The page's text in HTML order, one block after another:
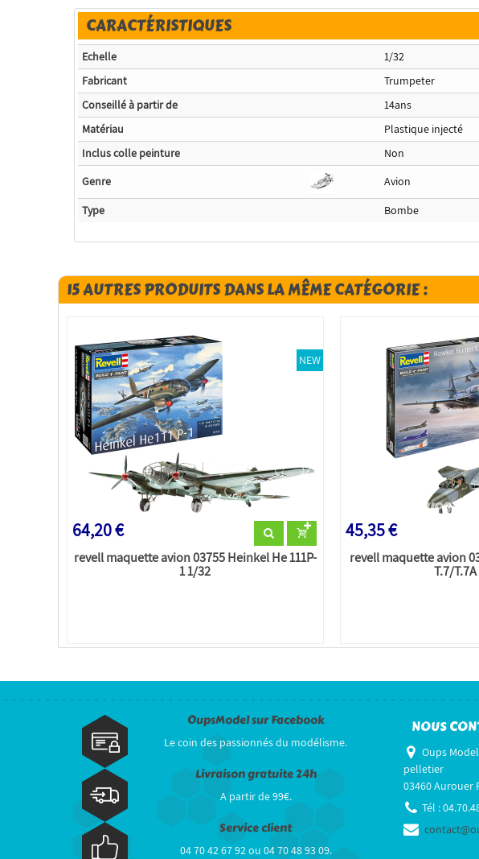
CARACTÉRISTIQUES
Echelle
1/32
Fabricant
Trumpeter
Conseillé à partir de
14ans
Matériau
Plastique injecté
Inclus colle peinture
Non
Genre
Avion
Type
Bombe
15 AUTRES PRODUITS DANS LA MÊME CATÉGORIE :
NEW
64,20 €
revell maquette avion 03755 Heinkel He 111P-
1 1/32
45,35 €
revell maquette avion
T.7/
OupsModel sur Facebook
Le coin des passionnés du modélisme.
Livraison gratuite 24h
A partir de 99€.
Service client
04 70 42 67 92 ou 04 70 48 93 09.
NOUS
Oups
pelletier
03460 Aurouer
Tél :